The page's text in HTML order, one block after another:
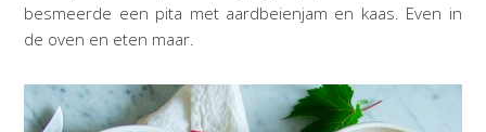
besmeerde een pita met aardbeienjam en kaas. Even in
de oven en eten maar.